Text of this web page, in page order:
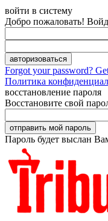
войти в систему
Добро пожаловать!
Forgot your password?
Политика
восстановление пароля
Восстановите свой
Пароль будет выслан